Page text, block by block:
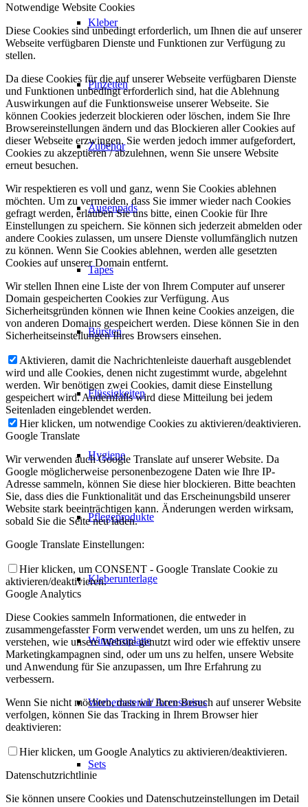
Kleber
Pinzetten
Zubehör
Augenpads
Tapes
Bürsten
Flüssigkeiten
Hygiene
Pflegeprodukte
Kleberunterlage
Wimpernplatte
Werbematerial/ Accessoires
Sets
Notwendige Website Cookies
Diese Cookies sind unbedingt erforderlich, um Ihnen die auf unserer
Webseite verfügbaren Dienste und Funktionen zur Verfügung zu
stellen.
Da diese Cookies für die auf unserer Webseite verfügbaren Dienste
und Funktionen unbedingt erforderlich sind, hat die Ablehnung
Auswirkungen auf die Funktionsweise unserer Webseite. Sie
können Cookies jederzeit blockieren oder löschen, indem Sie Ihre
Browsereinstellungen ändern und das Blockieren aller Cookies auf
dieser Webseite erzwingen. Sie werden jedoch immer aufgefordert,
Cookies zu akzeptieren / abzulehnen, wenn Sie unsere Website
erneut besuchen.
Wir respektieren es voll und ganz, wenn Sie Cookies ablehnen
möchten. Um zu vermeiden, dass Sie immer wieder nach Cookies
gefragt werden, erlauben Sie uns bitte, einen Cookie für Ihre
Einstellungen zu speichern. Sie können sich jederzeit abmelden oder
andere Cookies zulassen, um unsere Dienste vollumfänglich nutzen
zu können. Wenn Sie Cookies ablehnen, werden alle gesetzten
Cookies auf unserer Domain entfernt.
Wir stellen Ihnen eine Liste der von Ihrem Computer auf unserer
Domain gespeicherten Cookies zur Verfügung. Aus
Sicherheitsgründen können wie Ihnen keine Cookies anzeigen, die
von anderen Domains gespeichert werden. Diese können Sie in den
Sicherheitseinstellungen Ihres Browsers einsehen.
Aktivieren, damit die Nachrichtenleiste dauerhaft ausgeblendet
wird und alle Cookies, denen nicht zugestimmt wurde, abgelehnt
werden. Wir benötigen zwei Cookies, damit diese Einstellung
gespeichert wird. Andernfalls wird diese Mitteilung bei jedem
Seitenladen eingeblendet werden.
Hier klicken, um notwendige Cookies zu aktivieren/deaktivieren.
Google Translate
Wir verwenden auch Google Translate auf unserer Website. Da
Google möglicherweise personenbezogene Daten wie Ihre IP-
Adresse sammeln, können Sie diese hier blockieren. Bitte beachten
Sie, dass dies die Funktionalität und das Erscheinungsbild unserer
Website stark beeinträchtigen kann. Änderungen werden wirksam,
sobald Sie die Seite neu laden.
Google Translate Einstellungen:
Hier klicken, um CONSENT - Google Translate Cookie zu
aktivieren/deaktivieren.
Google Analytics
Diese Cookies sammeln Informationen, die entweder in
zusammengefasster Form verwendet werden, um uns zu helfen, zu
verstehen, wie unsere Website genutzt wird oder wie effektiv unsere
Marketingkampagnen sind, oder um uns zu helfen, unsere Website
und Anwendung für Sie anzupassen, um Ihre Erfahrung zu
verbessern.
Wenn Sie nicht möchten, dass wir Ihren Besuch auf unserer Website
verfolgen, können Sie das Tracking in Ihrem Browser hier
deaktivieren:
Hier klicken, um Google Analytics zu aktivieren/deaktivieren.
Datenschutzrichtlinie
Sie können unsere Cookies und Datenschutzeinstellungen im Detail